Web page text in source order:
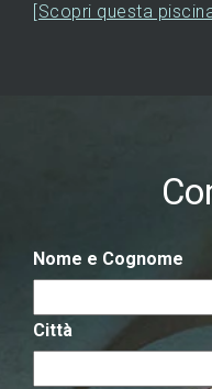
[Scopri questa
Nome e Cognome
Città